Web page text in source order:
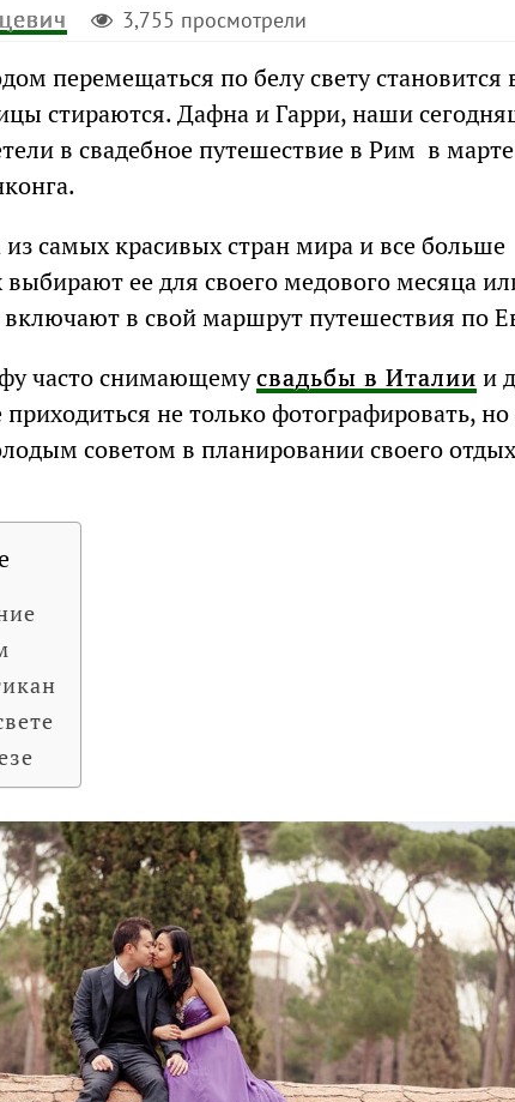
3,755 просмотрели
перемещаться по белу свету становится
стираются. Дафна и Гарри, наши
в свадебное путешествие в Рим в
самых красивых стран мира и все больше
ее для своего медового месяца
включают в свой маршрут путешествия по
часто снимающемусвадьбы в Италии и
не только фотографировать, но
советом в планировании своего